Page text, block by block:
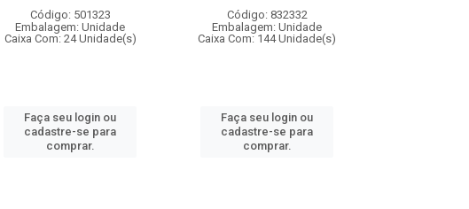
Código: 501323
Embalagem: Unidade
Caixa Com: 24 Unidade(s)
Faça seu login ou
cadastre-se para
comprar.
Código: 832332
Embalagem: Unidade
Caixa Com: 144 Unidade(s)
Faça seu login ou
cadastre-se para
comprar.